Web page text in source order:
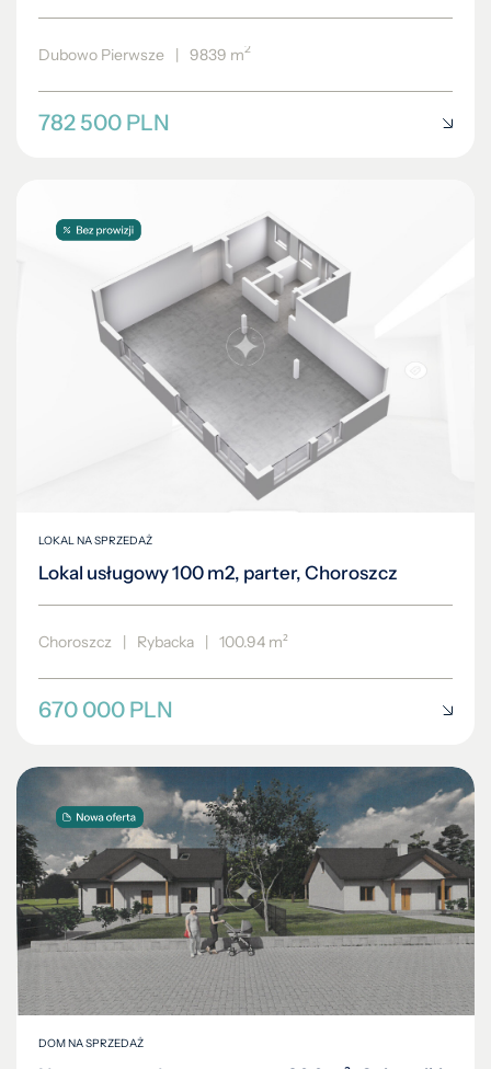
Dubowo Pierwsze | 9839 m2
782 500 PLN
LOKAL NA SPRZEDAŻ
Lokal usługowy 100 m2, parter, Choroszcz
Choroszcz | Rybacka | 100.94 m²
670 000 PLN
DOM NA SPRZEDAŻ